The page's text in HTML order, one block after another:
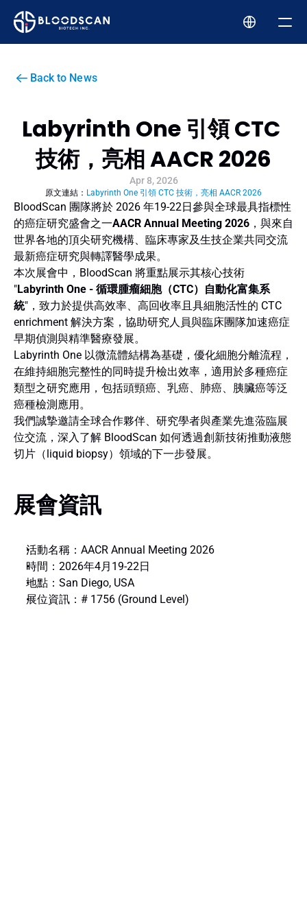
Team
Team
Technology
Contact
Back to News
Labyrinth One 引領 CTC
技術，亮相 AACR 2026
Apr 8, 2026
原文連結： Labyrinth One 引領 CTC 技術，亮相 AACR 2026
BloodScan 團隊將於 2026 年19-22日參與全球最具指標性
的癌症研究盛會之一AACR Annual Meeting 2026 ，與來自
世界各地的頂尖研究機構、臨床專家及生技企業共同交流
最新癌症研究與轉譯醫學成果。
本次展會中，BloodScan 將重點展示其核心技術
"Labyrinth One - 循環腫瘤細胞（CTC）自動化富集系
統"，致力於提供高效率、高回收率且具細胞活性的 CTC
enrichment 解決方案，協助研究人員與臨床團隊加速癌症
早期偵測與精準醫療發展。
Labyrinth One 以微流體結構為基礎，優化細胞分離流程，
在維持細胞完整性的同時提升檢出效率，適用於多種癌症
類型之研究應用，包括頭頸癌、乳癌、肺癌、胰臟癌等泛
癌種檢測應用。
我們誠摯邀請全球合作夥伴、研究學者與產業先進蒞臨展
位交流，深入了解 BloodScan 如何透過創新技術推動液態
切片（liquid biopsy）領域的下一步發展。
展會資訊
活動名稱：AACR Annual Meeting 2026
時間：2026年4月19-22日
地點：San Diego, USA
展位資訊：# 1756 (Ground Level)